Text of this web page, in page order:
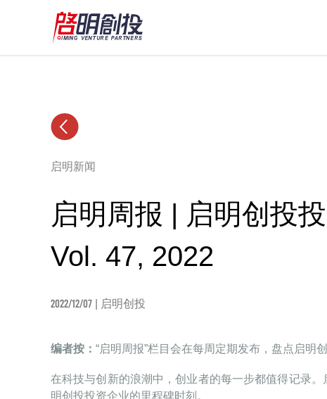
启明新闻
启明周报 | 启明创投
Vol. 47, 2022
2022/12/07 | 启明创投
编者按： “启明周报”栏目会在每周定期发布，盘点启明
在科技与创新的浪潮中，创业者的每一步都值得记录
明创投投资企业的里程碑时刻。